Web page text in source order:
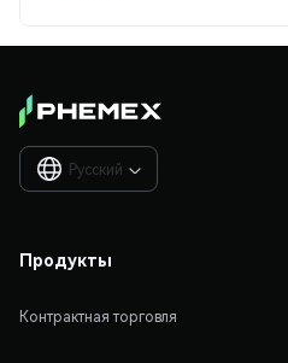
Русский 
Продукты
Контрактная торговля